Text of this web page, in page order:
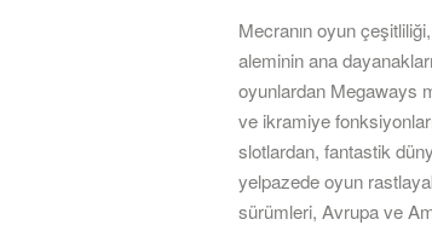
Mecranın oyun
aleminin ana
oyunlardan Megaways
ve ikramiye
slotlardan, fantastik
yelpazede oyun
sürümleri, Avrupa ve